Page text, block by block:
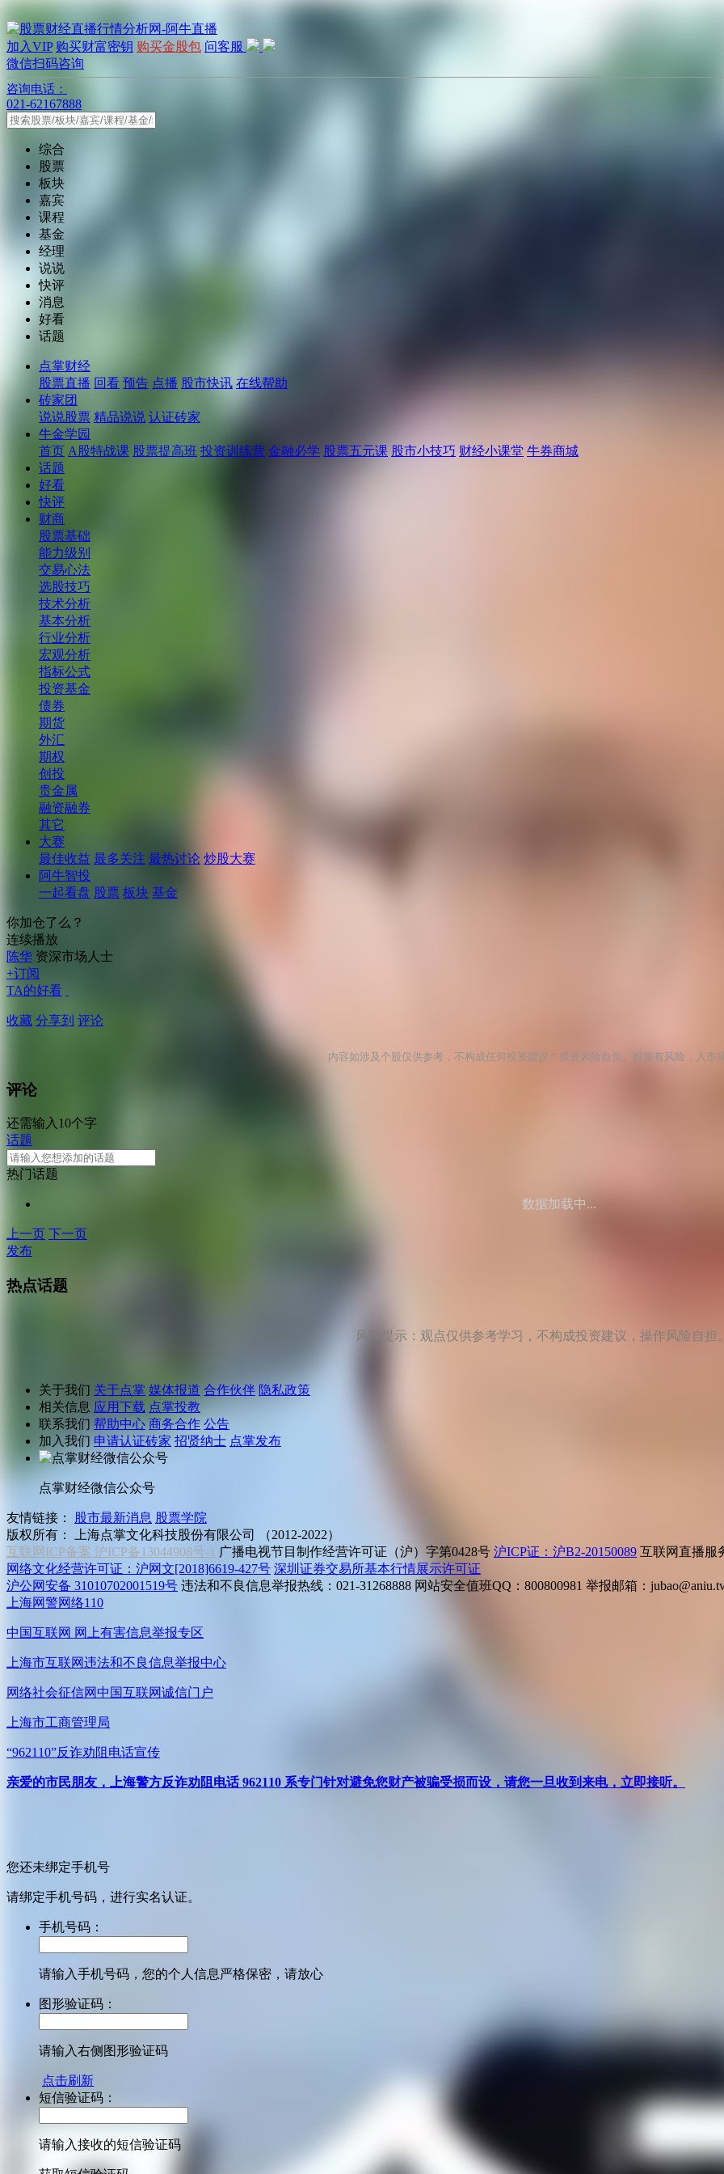
加入VIP 购买财富密钥 购买金股包 问客服
微信扫码咨询
咨询电话：
021-62167888
综合
股票
板块
嘉宾
课程
基金
经理
说说
快评
消息
好看
话题
点掌财经
股票直播 回看 预告 点播 股市快讯 在线帮助
砖家团
说说股票 精品说说 认证砖家
牛金学园
首页 A股特战课 股票提高班 投资训练营 金融必学 股票五元课 股市小技巧 财经小课堂 牛券商城
话题
好看
快评
财商
股票基础
能力级别
交易心法
选股技巧
技术分析
基本分析
行业分析
宏观分析
指标公式
投资基金
债券
期货
外汇
期权
创投
贵金属
融资融券
其它
大赛
最佳收益 最多关注 最热讨论 炒股大赛
阿牛智投
一起看盘 股票 板块 基金
你加仓了么？
连续播放
陈华 资深市场人士
+订阅
TA的好看
收藏 分享到 评论
内容如涉及个股仅供参考，不构成任何投资建议！投资风险自负。投资有风险，入市
评论
还需输入10个字
话题
热门话题
数据加载中...
上一页 下一页
发布
热点话题
风险提示：观点仅供参考学习，不构成投资建议，操作风险自担
关于我们 关于点掌 媒体报道 合作伙伴 隐私政策
相关信息 应用下载 点掌投教
联系我们 帮助中心 商务合作 公告
加入我们 申请认证砖家 招贤纳士 点掌发布
点掌财经微信公众号
友情链接： 股市最新消息 股票学院
版权所有：
上海点掌文化科技股份有限公司 （2012-2022）
互联网ICP备案 沪ICP备13044908号-1 广播电视节目制作经营许可证（沪）字第0428号 沪ICP证：沪B2-20150089 互联网直播服
网络文化经营许可证：沪网文[2018]6619-427号 深圳证券交易所基本行情展示许可证
沪公网安备 31010702001519号 违法和不良信息举报热线：021-31268888 网站安全值班QQ：800800981 举报邮箱：
上海网警网络110
中国互联网 网上有害信息举报专区
上海市互联网违法和不良信息举报中心
网络社会征信网 中国互联网诚信门户
上海市工商管理局
“962110”反诈劝阻电话宣传
亲爱的市民朋友，上海警方反诈劝阻电话 962110 系专门针对避免您财产被骗受损而设，请您一旦收到来电，立即接听。
您还未绑定手机号
请绑定手机号码，进行实名认证。
手机号码：
请输入手机号码，您的个人信息严格保密，请放心
图形验证码：
请输入右侧图形验证码
点击刷新
短信验证码：
请输入接收的短信验证码